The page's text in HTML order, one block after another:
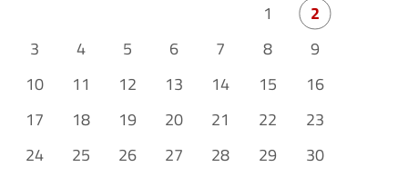
1
2
3
4 5 6 7 8
9
10
11 12 13 14 15
16
17
18 19 20 21 22
23
24
25 26 27 28 29
30